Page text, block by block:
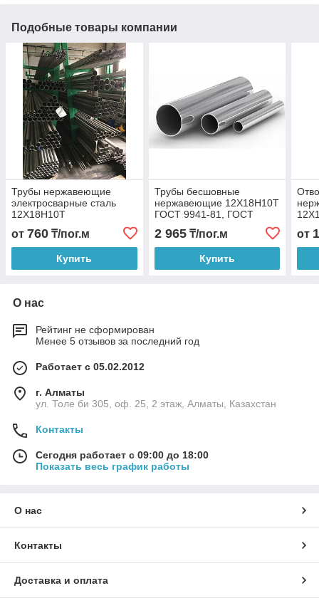
Подобные товары компании
Трубы нержавеющие
электросварные сталь
12Х18Н10Т
от 760 ₸/пог.м
Купить
Трубы бесшовные
нержавеющие 12Х18Н10Т
ГОСТ 9941-81, ГОСТ
9940-80
2 965₸/пог.м
Купить
от
О нас
Рейтинг не сформирован
Менее 5 отзывов за последний год
Работает с 05.02.2012
г. Алматы
ул. Толе би 305, оф. 25, 2 этаж, Алматы, Казахстан
Контакты
Сегодня работает с 09:00 до 18:00
Показать весь график работы
О нас
Контакты
Доставка и оплата